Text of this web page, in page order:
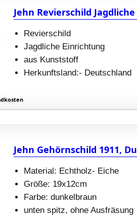
Jehn Revierschild
Revierschild
Jagdliche Einrichtung
aus Kunststoff
Herkunftsland:- Deutschland
Jehn Gehörnschild 1911,
Material: Echtholz- Eiche
Größe: 19x12cm
Farbe: dunkelbraun
unten spitz, ohne Ausfräsung